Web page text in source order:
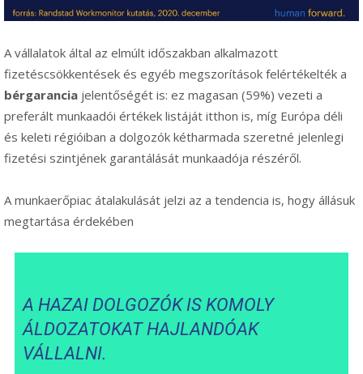
A vállalatok által az elmúlt időszakban alkalmazott
fizetéscsökkentések és egyéb megszorítások felértékelték a
bérgarancia jelentőségét is: ez magasan (59%) vezeti a
preferált munkaadói értékek listáját itthon is, míg Európa déli
és keleti régióiban a dolgozók kétharmada szeretné jelenlegi
fizetési szintjének garantálását munkaadója részéről.
A munkaerőpiac átalakulását jelzi az a tendencia is, hogy állásuk
megtartása érdekében
A HAZAI DOLGOZÓK IS KOMOLY
ÁLDOZATOKAT HAJLANDÓAK
VÁLLALNI.